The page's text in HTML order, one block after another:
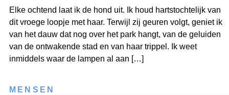
Elke ochtend laat ik de hond uit. Ik houd hartstochtelijk van
dit vroege loopje met haar. Terwijl zij geuren volgt, geniet ik
van het dauw dat nog over het park hangt, van de geluiden
van de ontwakende stad en van haar trippel. Ik weet
inmiddels waar de lampen al aan […]
MENSEN